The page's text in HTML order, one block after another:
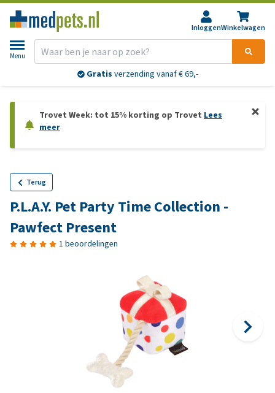
InloggenWinkelwagen
Menu
Gratis verzending vanaf € 69,-
Trovet Week: tot 15% korting op Trovet Lees
meer
Terug
P.L.A.Y. Pet Party Time Collection -
Pawfect Present
1 beoordelingen